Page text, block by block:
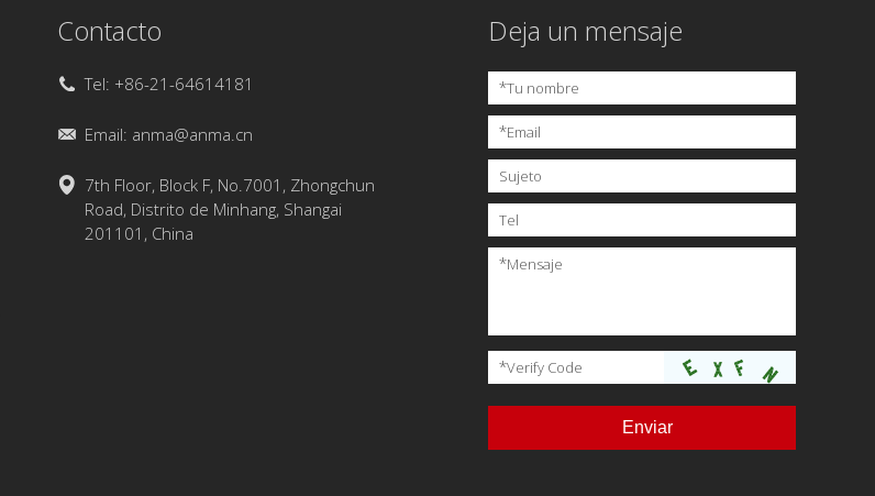
Contacto
Tel: +86-21-64614181
Email: anma@anma.cn
7th Floor, Block F, No.7001, Zhongchun
Road, Distrito de Minhang, Shangai
201101, China
Deja un mensaje
*Tu nombre
*Email
Sujeto
Tel
*Mensaje
*Verify Code